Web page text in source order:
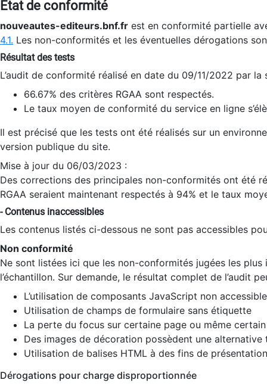
État de conformité
nouveautes-editeurs.bnf.fr est en conformité partielle
4.1. Les non-conformités et les éventuelles dérogations
Résultat des tests
L’audit de conformité réalisé en date du 09/11/2022 par
66.67% des critères RGAA sont respectés.
Le taux moyen de conformité du service en ligne
Il est précisé que les tests ont été réalisés sur un
version publique du site.
Mise à jour du 06/03/2023 :
Des corrections des principales non-conformités ont été
RGAA seraient maintenant respectés à 94% et le taux
- Contenus inaccessibles
Les contenus listés ci-dessous ne sont pas accessibles
Non conformité
Ne sont listées ici que les non-conformités jugées les
l’échantillon. Sur demande, le résultat complet de l’audit
L’utilisation de composants JavaScript non
Utilisation de champs de formulaire sans étiquette
La perte du focus sur certaine page ou même
Des images de décoration possèdent une alternative
Utilisation de balises HTML à des fins de
Dérogations pour charge disproportionnée